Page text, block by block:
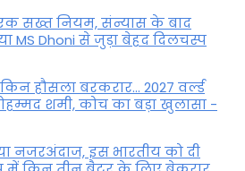
सख्त नियम, संन्यास के बाद
MS Dhoni से जुड़ा बेहद दिलचस्प
हौसला बरकरार... 2027 वर्ल्ड
शमी, कोच का बड़ा खुलासा -
नजरअंदाज, इस भारतीय को दी